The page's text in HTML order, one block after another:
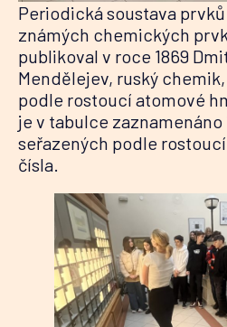
Periodická soustava
známých chemických
publikoval v roce 1869
Mendělejev, ruský
podle rostoucí atomové
je v tabulce zaznamenáno
seřazených podle
čísla.